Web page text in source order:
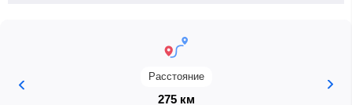
Расстояние
275 км